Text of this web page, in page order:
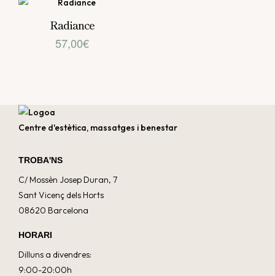
Radiance
57,00€
Centre d'estètica, massatges i benestar
TROBA'NS
C/ Mossèn Josep Duran, 7
Sant Vicenç dels Horts
08620 Barcelona
HORARI
Dilluns a divendres:
9:00-20:00h